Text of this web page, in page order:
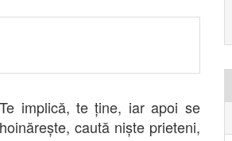
implică, te ține, iar apoi se
caută niște prieteni,